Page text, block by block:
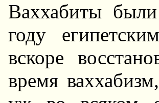
Ваххабиты
году
вскоре
время